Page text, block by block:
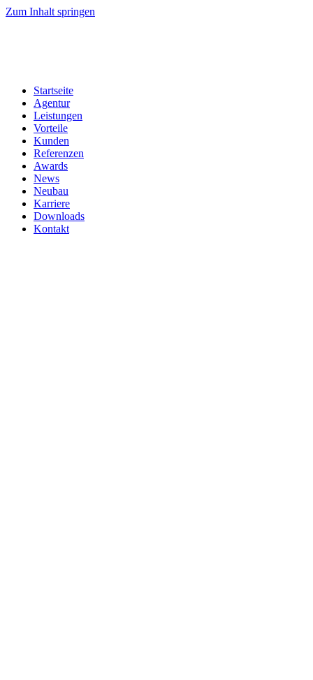
Zum Inhalt springen
Startseite
Agentur
Leistungen
Vorteile
Kunden
Referenzen
Awards
News
Neubau
Karriere
Downloads
Kontakt